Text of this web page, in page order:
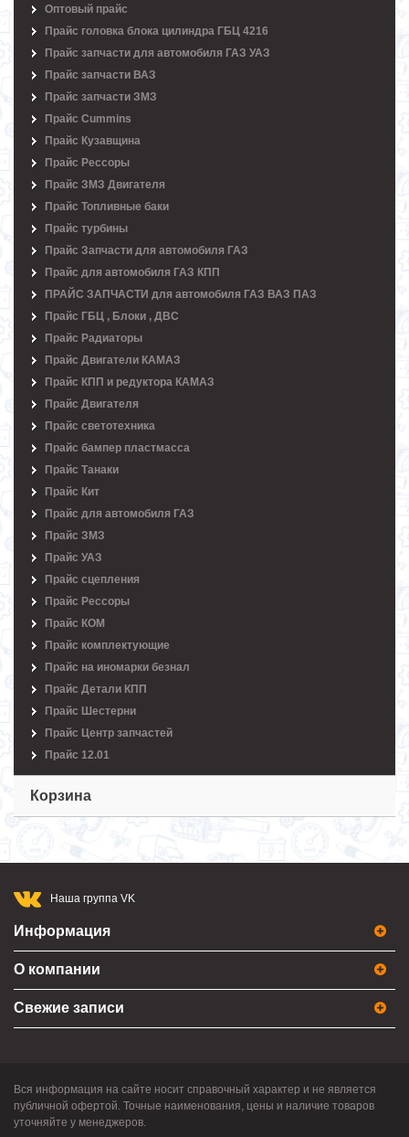
Оптовый прайс
Прайс головка блока цилиндра ГБЦ 4216
Прайс запчасти для автомобиля ГАЗ УАЗ
Прайс запчасти ВАЗ
Прайс запчасти ЗМЗ
Прайс Cummins
Прайс Кузавщина
Прайс Рессоры
Прайс ЗМЗ Двигателя
Прайс Топливные баки
Прайс турбины
Прайс Запчасти для автомобиля ГАЗ
Прайс для автомобиля ГАЗ КПП
ПРАЙС ЗАПЧАСТИ для автомобиля ГАЗ ВАЗ ПАЗ
Прайс ГБЦ , Блоки , ДВС
Прайс Радиаторы
Прайс Двигатели КАМАЗ
Прайс КПП и редуктора КАМАЗ
Прайс Двигателя
Прайс светотехника
Прайс бампер пластмасса
Прайс Танаки
Прайс Кит
Прайс для автомобиля ГАЗ
Прайс ЗМЗ
Прайс УАЗ
Прайс сцепления
Прайс Рессоры
Прайс КОМ
Прайс комплектующие
Прайс на иномарки безнал
Прайс Детали КПП
Прайс Шестерни
Прайс Центр запчастей
Прайс 12.01
Корзина
Наша группа VK
Информация
О компании
Свежие записи
Вся информация на сайте носит справочный характер и не является
публичной офертой. Точные наименования, цены и наличие товаров
уточняйте у менеджеров.